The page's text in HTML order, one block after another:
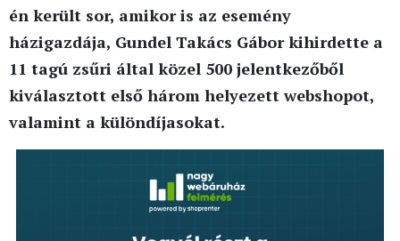
én került sor, amikor is az esemény
házigazdája, Gundel Takács Gábor kihirdette a
11 tagú zsűri által közel 500 jelentkezőből
kiválasztott első három helyezett webshopot,
valamint a különdíjasokat.